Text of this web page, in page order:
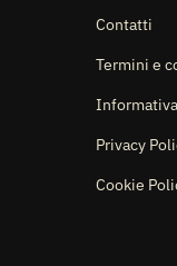
Contatti
Termini e
Privacy
Cookie